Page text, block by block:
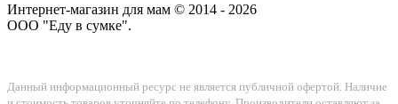
Интернет-магазин для мам © 2014 - 2026
ООО "Еду в сумке".
Данный информационный ресурс не является публичной офертой. Наличие